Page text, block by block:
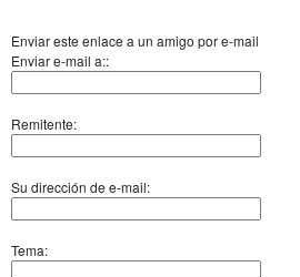
Enviar este enlace a un amigo por e-mail
Enviar e-mail a::
Remitente:
Su dirección de e-mail:
Tema: